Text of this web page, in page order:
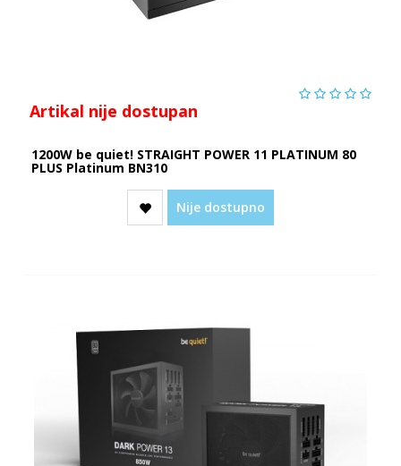
Artikal nije dostupan
1200W be quiet! STRAIGHT POWER 11 PLATINUM 80
PLUS Platinum BN310
Nije dostupno